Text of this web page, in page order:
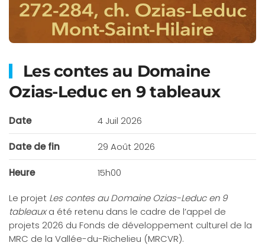
Les contes au Domaine
Ozias-Leduc en 9 tableaux
Date 4 Juil 2026
Date de fin 29 Août 2026
Heure 15h00
Le projet Les contes au Domaine Ozias-Leduc en 9
tableauxa été retenu dans le cadre de l’appel de
projets 2026 du Fonds de développement culturel de la
MRC de la Vallée-du-Richelieu (MRCVR).